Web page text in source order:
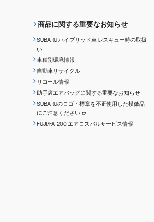
商品に関する重要なお知らせ
SUBARU ハイブリッド車 レスキュー時の取扱
い
車種別環境情報
自動車リサイクル
リコール情報
助手席エアバッグに関する重要なお知らせ
SUBARUのロゴ・標章を不正使用した模倣品
にご注意ください
FUJI/FA-200 エアロスバルサービス情報